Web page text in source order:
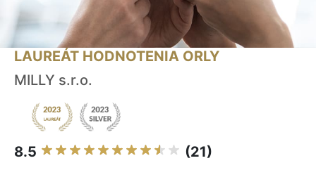
LAUREÁT HODNOTENIA ORLY
MILLY s.r.o.
8.5 (21)